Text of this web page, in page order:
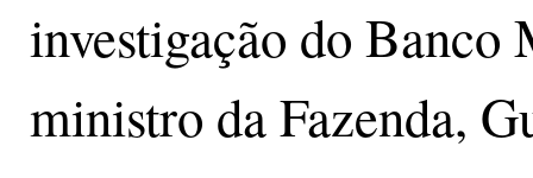
investigação do Banco
ministro da Fazenda,